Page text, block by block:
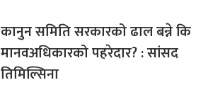
कानुन समिति सरकारको ढाल बन्ने कि
मानवअधिकारको पहरेदार? : सांसद
तिमिल्सिना